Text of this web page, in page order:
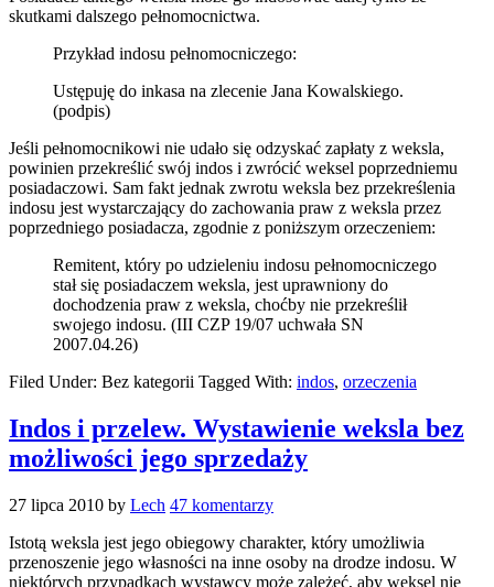
skutkami dalszego pełnomocnictwa.
Przykład indosu pełnomocniczego:
Ustępuję do inkasa na zlecenie Jana Kowalskiego.
(podpis)
Jeśli pełnomocnikowi nie udało się odzyskać zapłaty z weksla,
powinien przekreślić swój indos i zwrócić weksel poprzedniemu
posiadaczowi. Sam fakt jednak zwrotu weksla bez przekreślenia
indosu jest wystarczający do zachowania praw z weksla przez
poprzedniego posiadacza, zgodnie z poniższym orzeczeniem:
Remitent, który po udzieleniu indosu pełnomocniczego
stał się posiadaczem weksla, jest uprawniony do
dochodzenia praw z weksla, choćby nie przekreślił
swojego indosu. (III CZP 19/07 uchwała SN
2007.04.26)
Filed Under: Bez kategorii Tagged With: indos, orzeczenia
Indos i przelew. Wystawienie weksla bez
możliwości jego sprzedaży
27 lipca 2010 by Lech 47 komentarzy
Istotą weksla jest jego obiegowy charakter, który umożliwia
przenoszenie jego własności na inne osoby na drodze indosu. W
niektórych przypadkach wystawcy może zależeć, aby weksel nie